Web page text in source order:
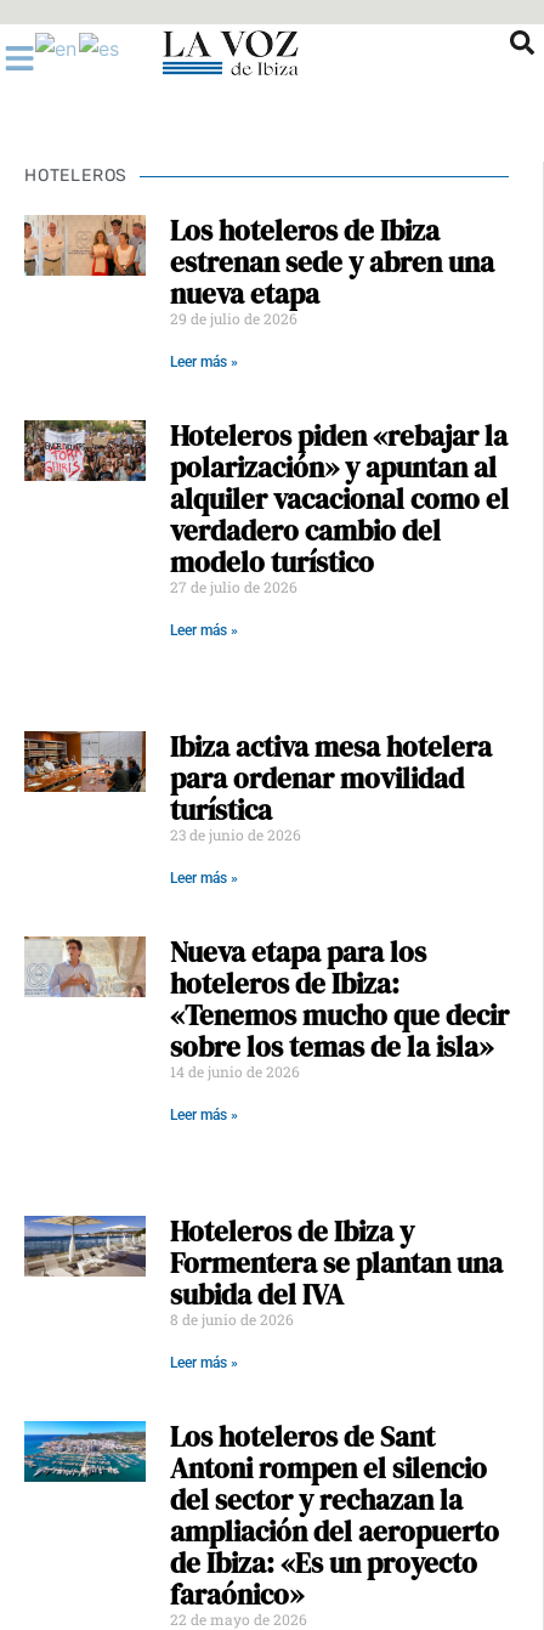
al
contenido
HOTELEROS
Los hoteleros de Ibiza
estrenan sede y abren una
nueva etapa
29 de julio de 2026
Leer más »
Hoteleros piden «rebajar la
polarización» y apuntan al
alquiler vacacional como el
verdadero cambio del
modelo turístico
27 de julio de 2026
Leer más »
Ibiza activa mesa hotelera
para ordenar movilidad
turística
23 de junio de 2026
Leer más »
Nueva etapa para los
hoteleros de Ibiza:
«Tenemos mucho que decir
sobre los temas de la isla»
14 de junio de 2026
Leer más »
Hoteleros de Ibiza y
Formentera se plantan una
subida del IVA
8 de junio de 2026
Leer más »
Los hoteleros de Sant
Antoni rompen el silencio
del sector y rechazan la
ampliación del aeropuerto
de Ibiza: «Es un proyecto
faraónico»
22 de mayo de 2026